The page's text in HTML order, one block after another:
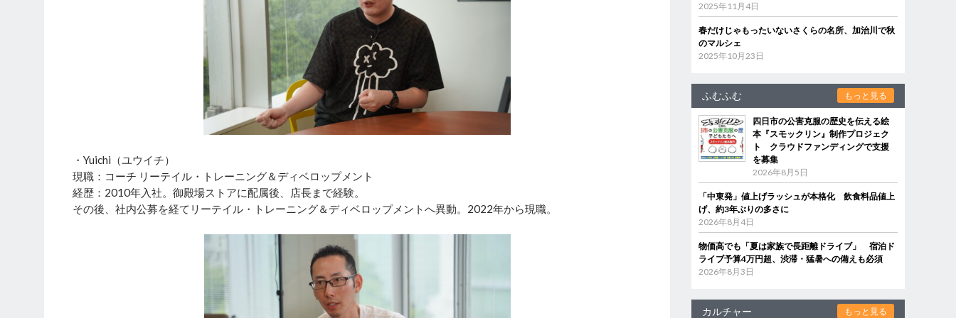
・Yuichi（ユウイチ）
現職：コーチ リーテイル・トレーニング＆ディベロップメント
経歴：2010年入社。御殿場ストアに配属後、店長まで経験。
その後、社内公募を経てリーテイル・トレーニング＆ディベロップメントへ異動。2022年から現職。
2025年11月4日
春だけじゃもったいないさくらの名所、加治川で秋
のマルシェ
2025年10月23日
ふむふむ もっと見る
四日市の公害克服の歴史を伝える絵
本『スモックリン』制作プロジェク
ト クラウドファンディングで支援
を募集
2026年8月5日
「中東発」値上げラッシュが本格化 飲食料品値上
げ、約3年ぶりの多さに
2026年8月4日
物価高でも「夏は家族で長距離ドライブ」 宿泊ド
ライブ予算4万円超、渋滞・猛暑への備えも必須
2026年8月3日
カルチャー もっと見る